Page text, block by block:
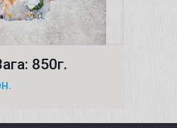
850г.